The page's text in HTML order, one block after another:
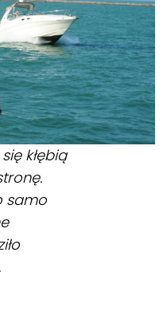
kłębią
samo